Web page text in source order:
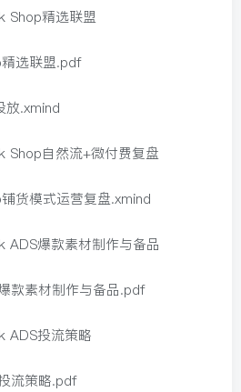
Shop精选联盟
选联盟.pdf
放.xmind
Shop自然流+微付费复盘
货模式运营复盘.xmind
爆款素材制作与备品
款素材制作与备品.pdf
ADS投流策略
流策略.pdf